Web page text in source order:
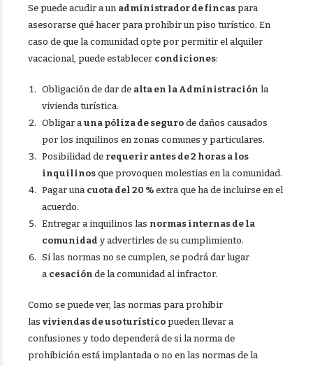
Se puede acudir a un administrador de fincas para
asesorarse qué hacer para prohibir un piso turístico. En
caso de que la comunidad opte por permitir el alquiler
vacacional, puede establecer condiciones:
Obligación de dar de alta en la Administración la
vivienda turística.
Obligar a una póliza de seguro de daños causados
por los inquilinos en zonas comunes y particulares.
Posibilidad de requerir antes de 2 horas a los
inquilinos que provoquen molestias en la comunidad.
Pagar una cuota del 20 % extra que ha de incluirse en el
acuerdo.
Entregar a inquilinos las normas internas de la
comunidad y advertirles de su cumplimiento.
Si las normas no se cumplen, se podrá dar lugar
a cesación de la comunidad al infractor.
Como se puede ver, las normas para prohibir
las viviendas de uso turístico pueden llevar a
confusiones y todo dependerá de si la norma de
prohibición está implantada o no en las normas de la